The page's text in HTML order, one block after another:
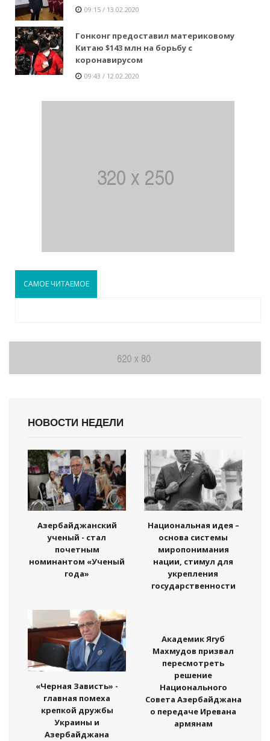
09:15 / 13.02.2020
Гонконг предоставил материковому
Китаю $143 млн на борьбу с
коронавирусом
09:43 / 12.02.2020
САМОЕ ЧИТАЕМОЕ
НОВОСТИ НЕДЕЛИ
Азербайджанский
ученый - стал
почетным
номинантом «Ученый
года»
Национальная идея –
основа системы
миропонимания
нации, стимул для
укрепления
государственности
«Черная Зависть» -
главная помеха
крепкой дружбы
Украины и
Азербайджана
Академик Ягуб
Махмудов призвал
пересмотреть
решение
Национального
Совета Азербайджана
о передаче Иревана
армянам